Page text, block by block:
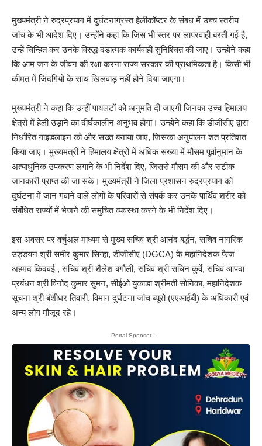
मुख्यमंत्री ने रुद्रप्रयाग में दुर्घटनाग्रस्त हेलीकॉप्टर के संबध में उच्च स्तरीय
जांच के भी आदेश दिए। उन्होंने कहा कि जिस भी स्तर पर लापरवाही बरती गई है,
उन्हें चिन्हित कर उनके विरुद्ध दंडात्मक कार्यवाही सुनिश्चित की जाए। उन्होंने कहा
कि आम जन के जीवन की रक्षा करना राज्य सरकार की प्राथमिकता है। किसी भी
कीमत में जिंदगियों के साथ खिलवाड़ नहीं होने दिया जाएगा।
मुख्यमंत्री ने कहा कि उन्हीं पायलटों को अनुमति दी जाएगी जिनका उच्च हिमालय
क्षेत्रों में हेली उड़ाने का दीर्घकालीन अनुभव होगा। उन्होंने कहा कि डीजीसीए द्वारा
निर्धारित गाइडलाइन को और सख्त बनाया जाए, जिसका अनुपालन शत प्रतिशत
किया जाए। मुख्यमंत्री ने हिमालय क्षेत्रों में अधिक संख्या में मौसम पूर्वानुमान के
अत्याधुनिक उपकरण लगाने के भी निर्देश दिए, जिससे मौसम की और सटीक
जानकारी प्राप्त की जा सके। मुख्यमंत्री ने जिला प्रशासन रुद्रप्रयाग को
दुर्घटना में जान गंवाने वाले लोगों के परिवारों से संपर्क कर उनके पार्थिव शरीर को
संबंधित राज्यों में भेजने की समुचित व्यवस्था करने के भी निर्देश दिए।
इस अवसर पर वर्चुअल माध्यम से मुख्य सचिव श्री आनंद बर्द्धन, सचिव नागरिक
उड्डयन श्री समीर कुमार सिन्हा, डीजीसीए (DGCA) के महानिदेशक फैज
अहमद किदवई , सचिव श्री शैलेश बगौली, सचिव श्री सचिन कुर्वे, सचिव आपदा
प्रबंधन श्री विनोद कुमार सुमन, सीईओ युकाडा श्रीमती सोनिका, महानिदेशक
सूचना श्री बंशीधर तिवारी, विमान दुर्घटना जांच ब्यूरो (एएआईबी) के अधिकारी एवं
अन्य लोग मौजूद रहे।
- Portal Sponser -